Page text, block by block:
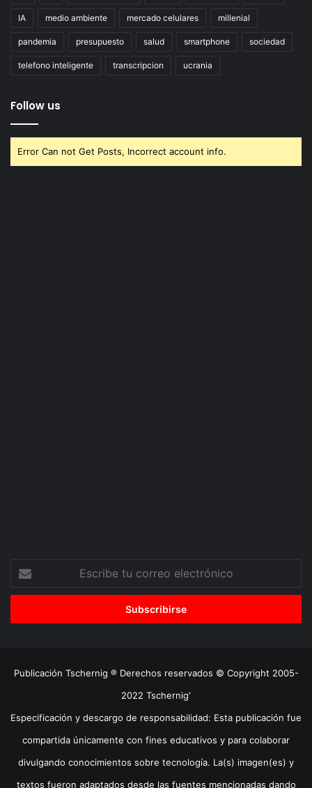
IA medio ambiente mercado celulares millenial
pandemia presupuesto salud smartphone sociedad
telefono inteligente transcripcion ucrania
Follow us
Error Can not Get Posts, Incorrect account info.
correo
Publicación Tschernig ® Derechos reservados © Copyright 2005-
2022 Tschernig'
Especificación y descargo de responsabilidad: Esta publicación fue
compartida únicamente con fines educativos y para colaborar
divulgando conocimientos sobre tecnología. La(s) imagen(es) y
textos fueron adaptados desde las fuentes mencionadas dando